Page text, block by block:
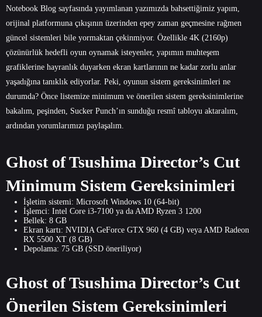
Notebook Blog sayfasında yayımlanan yazımızda bahsettiğimiz yapım,
orijinal platformuna çıkışının üzerinden epey zaman geçmesine rağmen
güncel sistemleri bile yormaktan çekinmiyor. Özellikle 4K (2160p)
çözünürlük hedefli oyun oynamak isteyenler, yapımın muhteşem
grafiklerine hayranlık duyarken ekran kartlarının ne kadar zorlu anlar
yaşadığına tanıklık ediyorlar. Peki, oyunun sistem gereksinimleri ne
durumda? Önce listemize minimum ve önerilen sistem gereksinimlerine
bakalım, peşinden, Sucker Punch’ın sunduğu resmî tabloyu aktaralım,
ardından yorumlarımızı paylaşalım.
Ghost of Tsushima Director’s Cut
Minimum Sistem Gereksinimleri
İşletim sistemi: Microsoft Windows 10 (64-bit)
İşlemci: Intel Core i3-7100 ya da AMD Ryzen 3 1200
Bellek: 8 GB
Ekran kartı: NVIDIA GeForce GTX 960 (4 GB) veya AMD Radeon
RX 5500 XT (8 GB)
Depolama: 75 GB (SSD öneriliyor)
Ghost of Tsushima Director’s Cut
Önerilen Sistem Gereksinimleri